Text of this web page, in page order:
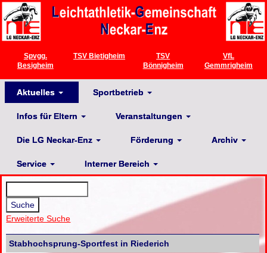
Spvgg.
Besigheim
TSV Bietigheim
TSV
Bönnigheim
VfL
Gemmrigheim
Aktuelles Sportbetrieb
Infos für Eltern Veranstaltungen
Die LG Neckar-Enz Förderung Archiv
Service Interner Bereich
Erweiterte Suche
Stabhochsprung-Sportfest in Riederich